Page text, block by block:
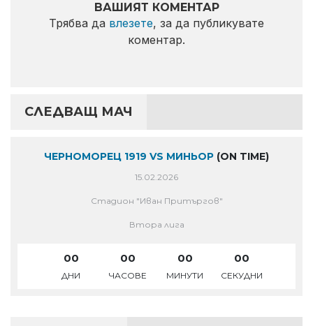
ВАШИЯТ КОМЕНТАР
Трябва да влезете, за да публикувате
коментар.
СЛЕДВАЩ МАЧ
ЧЕРНОМОРЕЦ 1919 VS МИНЬОР (ON TIME)
15.02.2026
Стадион "Иван Притъргов"
Втора лига
00
ДНИ
00
ЧАСОВЕ
00
МИНУТИ
00
СЕКУДНИ